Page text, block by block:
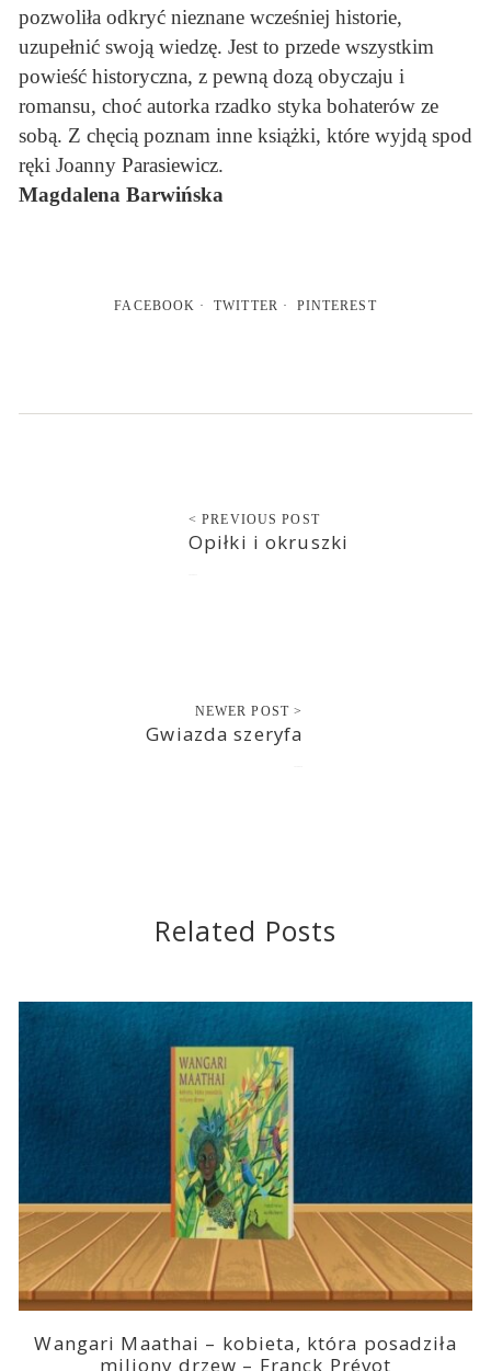
pozwoliła odkryć nieznane wcześniej historie,
uzupełnić swoją wiedzę. Jest to przede wszystkim
powieść historyczna, z pewną dozą obyczaju i
romansu, choć autorka rzadko styka bohaterów ze
sobą. Z chęcią poznam inne książki, które wyjdą spod
ręki Joanny Parasiewicz.
Magdalena Barwińska
FACEBOOK TWITTER PINTEREST
< PREVIOUS POST
Opiłki i okruszki
NEWER POST >
Gwiazda szeryfa
Related Posts
Wangari Maathai – kobieta, która posadziła
miliony drzew – Franck Prévot